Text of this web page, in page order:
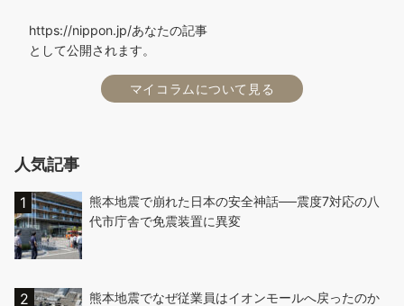
https://nippon.jp/あなたの記事
として公開されます。
マイコラムについて見る
人気記事
熊本地震で崩れた日本の安全神話──震度7対応の八
代市庁舎で免震装置に異変
熊本地震でなぜ従業員はイオンモールへ戻ったのか